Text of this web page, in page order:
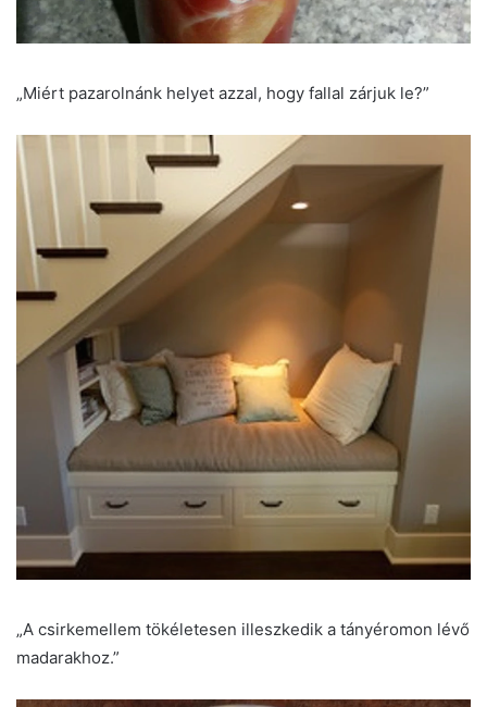
„Miért pazarolnánk helyet azzal, hogy fallal zárjuk le?”
„A csirkemellem tökéletesen illeszkedik a tányéromon lévő
madarakhoz.”